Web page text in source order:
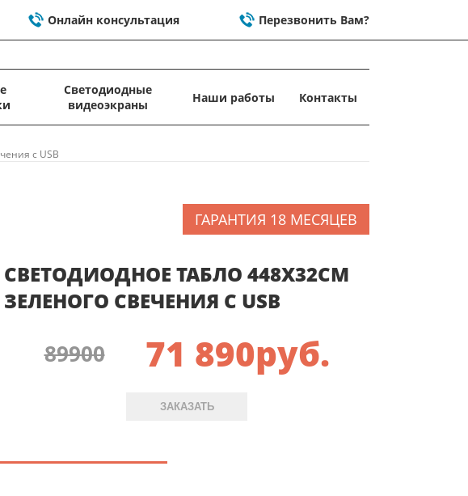
Онлайн консультация Перезвонить Вам?
Светодиодные
видеоэкраны
Наши работы Контакты
c USB
СВЕТОДИОДНОЕ ТАБЛО 448X32СМ
ЗЕЛЕНОГО СВЕЧЕНИЯ C USB
89900 71 890руб.
ЗАКАЗАТЬ
ГАРАНТИЯ 18 МЕСЯЦЕВ